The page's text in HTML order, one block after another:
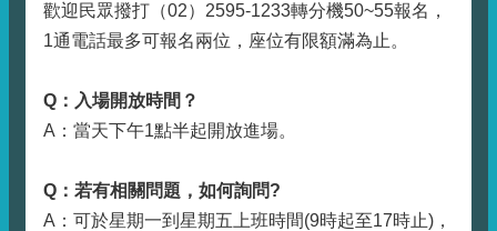
歡迎民眾撥打（02）2595-1233轉分機50~55報名，
1通電話最多可報名兩位，座位有限額滿為止。
Q ：入場開放時間？
A：當天下午1點半起開放進場。
Q ：若有相關問題，如何詢問?
A：可於星期一到星期五上班時間(9時起至17時止)，